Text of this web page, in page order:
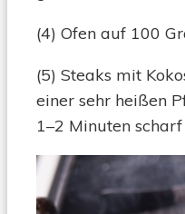
(4) Ofen auf 100
(5) Steaks mit
einer sehr heißen
1–2 Minuten